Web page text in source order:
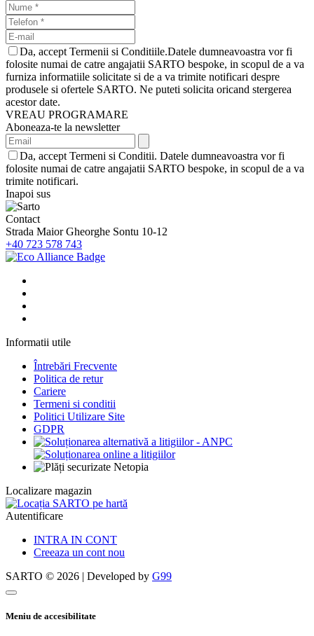
Da, accept Termenii si Conditiile.Datele dumneavoastra vor fi
folosite numai de catre angajatii SARTO bespoke, in scopul de a va
furniza informatiile solicitate si de a va trimite notificari despre
produsele si ofertele SARTO. Ne puteti solicita oricand stergerea
acestor date.
VREAU PROGRAMARE
Aboneaza-te la newsletter
Da, accept Termeni si Conditii. Datele dumneavoastra vor fi
folosite numai de catre angajatii SARTO bespoke, in scopul de a va
trimite notificari.
Inapoi sus
Contact
Strada Maior Gheorghe Sontu 10-12
+40 723 578 743
Informatii utile
Întrebări Frecvente
Politica de retur
Cariere
Termeni si conditii
Politici Utilizare Site
GDPR
Localizare magazin
Autentificare
INTRA IN CONT
Creeaza un cont nou
SARTO © 2026 | Developed by G99
Meniu de accesibilitate